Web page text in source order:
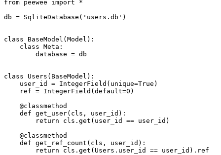
from peewee import *
db = SqliteDatabase('users.db')
class BaseModel(Model):
    class Meta:
        database = db
class Users(BaseModel):
    user_id = IntegerField(unique=True)
    ref = IntegerField(default=0)
    @classmethod
    def get_user(cls, user_id):
        return cls.get(user_id == user_id)
    @classmethod
    def get_ref_count(cls, user_id):
        return cls.get(Users.user_id == user_id).ref